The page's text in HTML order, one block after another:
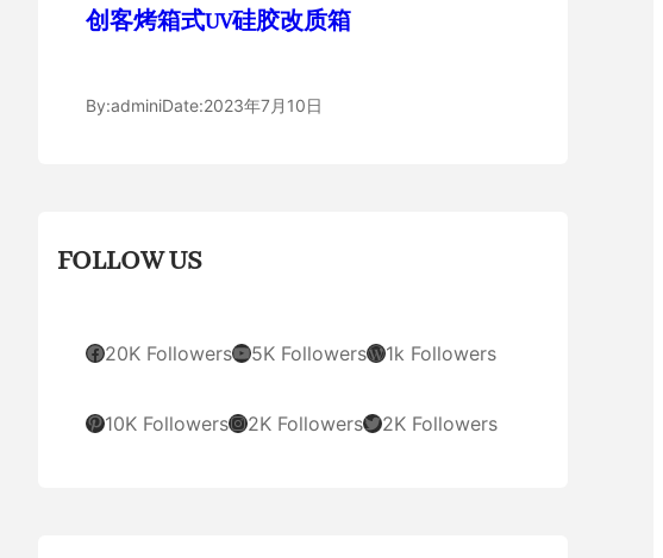
创客烤箱式UV硅胶改质箱
By:adminiDate:2023年7月10日
FOLLOW US
Facebook 20K FollowersYouTube 5K FollowersWordPress 1k Followers
Pinterest 10K FollowersInstagram2K FollowersTwitter 2K Followers